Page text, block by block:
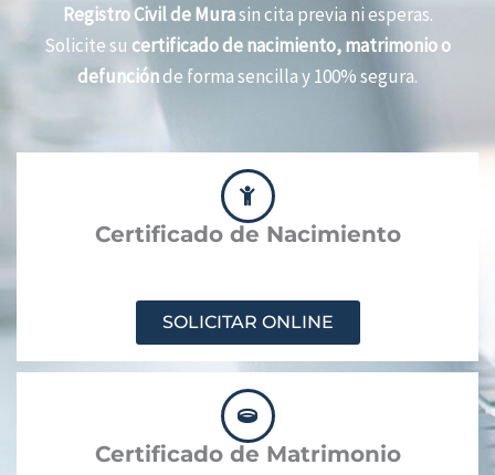
Registro Civil de Murasin cita previa ni esperas.
Solicite su certificado de nacimiento, matrimonio o
defunciónde forma sencilla y 100% segura.
Certificado de Nacimiento
SOLICITAR ONLINE
Certificado de Matrimonio